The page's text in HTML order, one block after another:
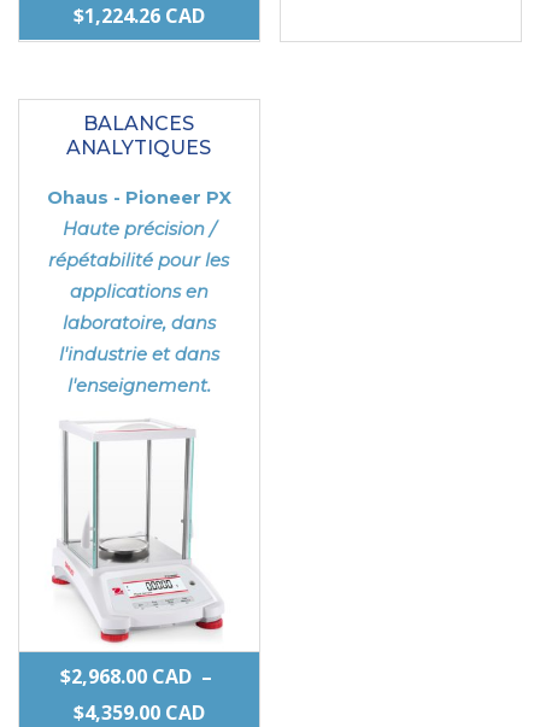
$1,224.26 CADPLAGE
DE
À
$1,224.26 CAD
produit
a
plusieurs
variations.
Les
options
peuvent
être
choisies
sur
la
page
du
produit
PRIX :
BALANCES
ANALYTIQUES
Ohaus - Pioneer PX
Haute précision /
répétabilité pour les
applications en
laboratoire, dans
l'industrie et dans
l'enseignement.
$2,968.00 CAD –
$4,359.00 CADPLAGE